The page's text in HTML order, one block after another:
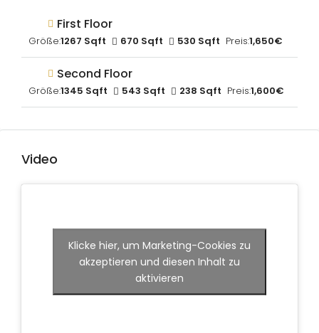
First Floor
Größe:1267 Sqft 670 Sqft 530 Sqft Preis:1,650€
Second Floor
Größe:1345 Sqft 543 Sqft 238 Sqft Preis:1,600€
Video
Klicke hier, um Marketing-Cookies zu
akzeptieren und diesen Inhalt zu
aktivieren